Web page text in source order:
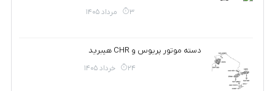
3 مرداد 1405
دسته موتور پریوس و CHR هیبرید
24 خرداد 1405